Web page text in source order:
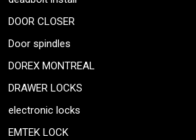
DOOR CLOSER
Door spindles
DOREX MONTREAL
DRAWER LOCKS
electronic locks
EMTEK LOCK